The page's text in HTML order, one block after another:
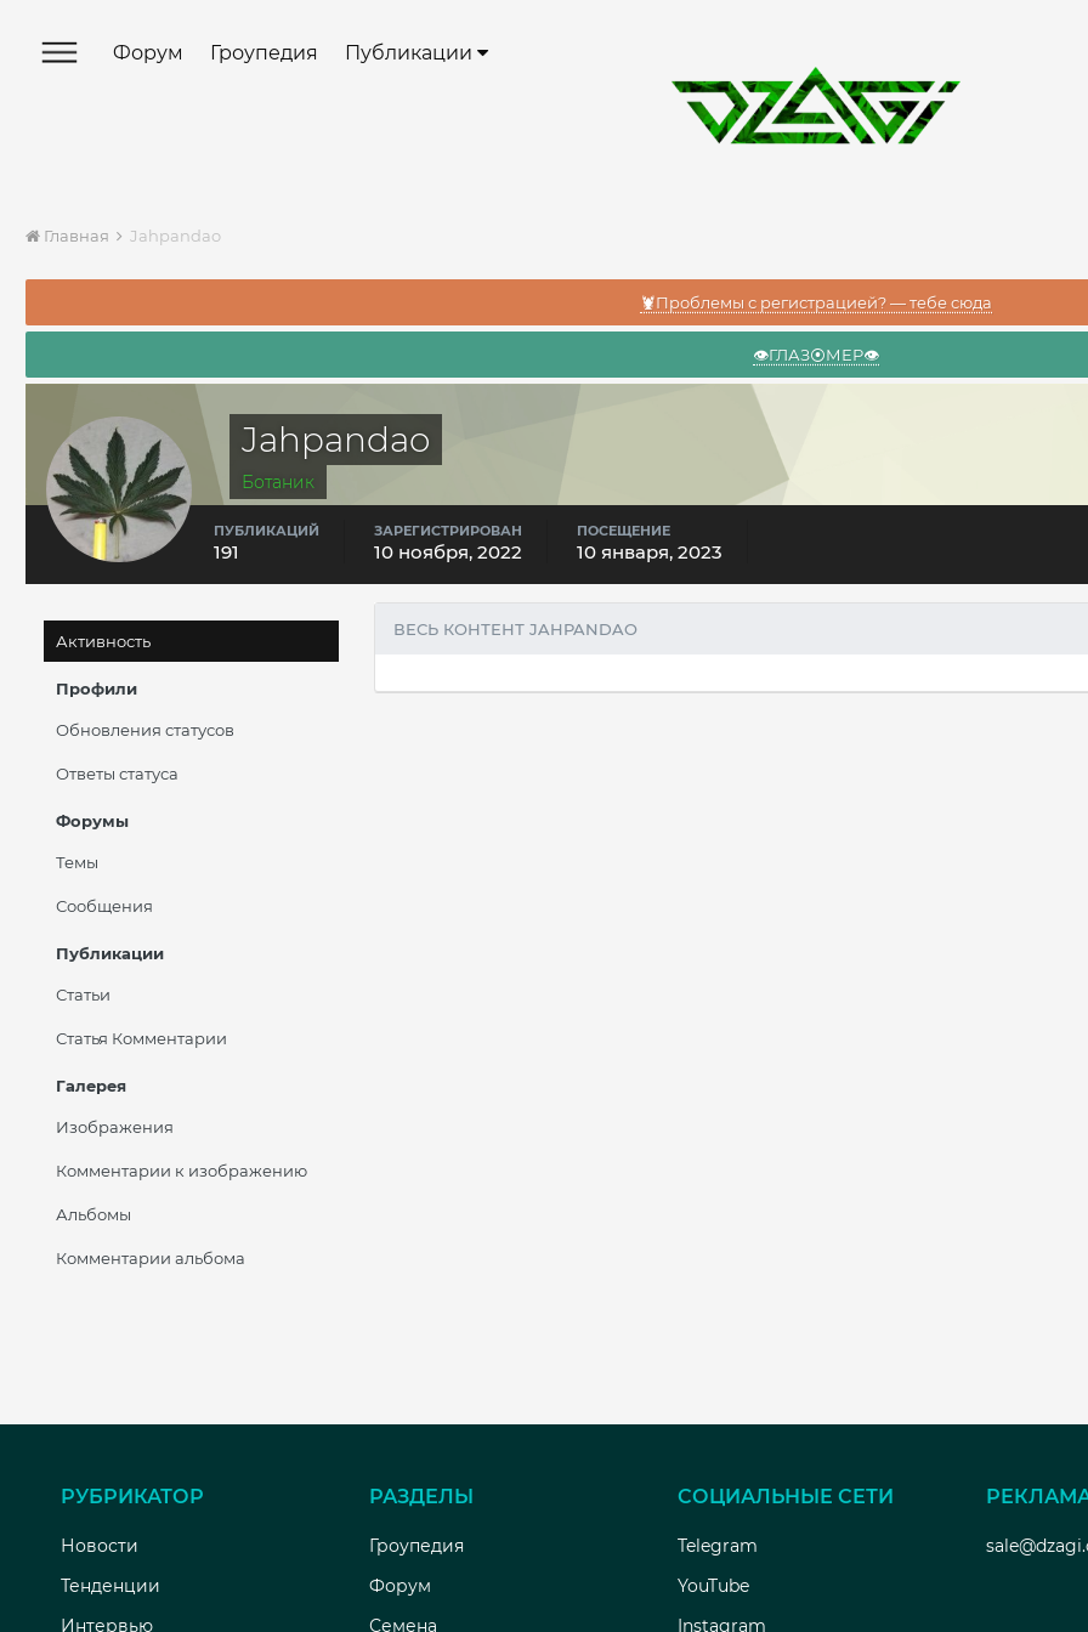
Форум Гроупедия Публикации
Главная Jahpandao
🦞Проблемы с регистрацией? — тебе сюда
👁️ГЛАЗ⦿МЕР👁️
Jahpandao
Ботаник
ПУБЛИКАЦИЙ
191
ЗАРЕГИСТРИРОВАН
10 ноября, 2022
ПОСЕЩЕНИЕ
10 января, 2023
Активность
Профили
Обновления статусов
Ответы статуса
Форумы
Темы
Сообщения
Публикации
Статьи
Статья Комментарии
Галерея
Изображения
Комментарии к изображению
Альбомы
Комментарии альбома
ВЕСЬ КОНТЕНТ JAHPANDAO
РУБРИКАТОР
Новости
Тенденции
Интервью
РАЗДЕЛЫ
Гроупедия
Форум
Семена
СОЦИАЛЬНЫЕ СЕТИ
Telegram
YouTube
Instagram